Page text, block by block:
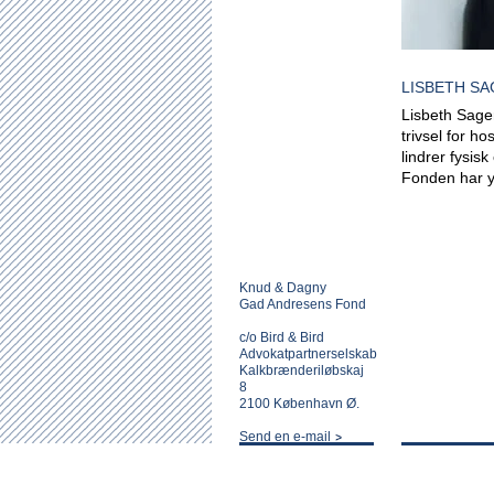
LISBETH
Lisbeth
trivsel for
lindrer
Fonden har
Knud & Dagny
Gad Andresens Fond
c/o Bird & Bird
Advokatpartnerselskab
Kalkbrænderiløbskaj
8
2100 København Ø.
Send en e-mail